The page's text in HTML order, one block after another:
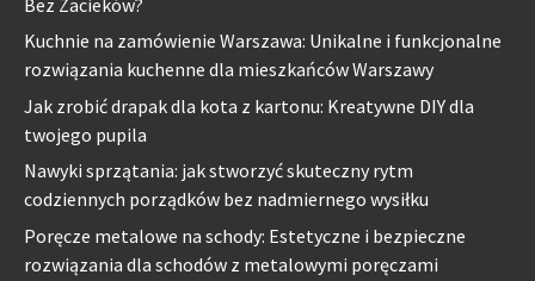
Bez Zacieków?
Kuchnie na zamówienie Warszawa: Unikalne i funkcjonalne
rozwiązania kuchenne dla mieszkańców Warszawy
Jak zrobić drapak dla kota z kartonu: Kreatywne DIY dla
twojego pupila
Nawyki sprzątania: jak stworzyć skuteczny rytm
codziennych porządków bez nadmiernego wysiłku
Poręcze metalowe na schody: Estetyczne i bezpieczne
rozwiązania dla schodów z metalowymi poręczami